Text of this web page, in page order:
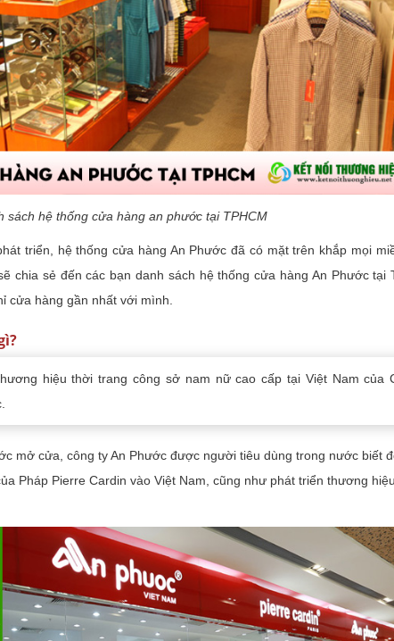
sách hệ thống cửa hàng an phước tại TPHCM
triển, hệ thống cửa hàng An Phước đã có mặt trên khắp mọi
chia sẻ đến các bạn danh sách hệ thống cửa hàng An Phước tại
cửa hàng gần nhất với mình.
hiệu thời trang công sở nam nữ cao cấp tại Việt Nam của
mở cửa, công ty An Phước được người tiêu dùng trong nước biết
Pháp Pierre Cardin vào Việt Nam, cũng như phát triển thương